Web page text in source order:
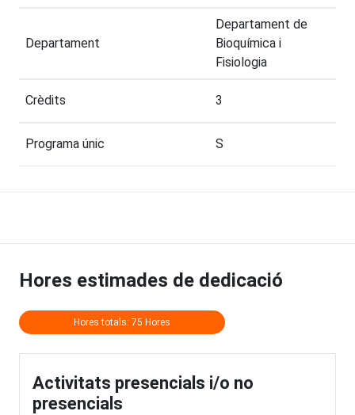
Departament
Departament de
Bioquímica i
Fisiologia
Crèdits 3
Programa únic S
Hores estimades de dedicació
Hores totals: 75 Hores
Activitats presencials i/o no
presencials